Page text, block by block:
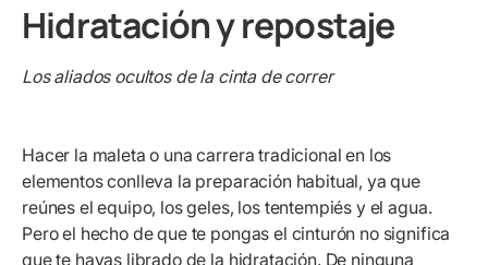
Hidratación y repostaje
Los aliados ocultos de la cinta de correr
Hacer la maleta o una carrera tradicional en los
elementos conlleva la preparación habitual, ya que
reúnes el equipo, los geles, los tentempiés y el agua.
Pero el hecho de que te pongas el cinturón no significa
que te hayas librado de la hidratación. De ninguna